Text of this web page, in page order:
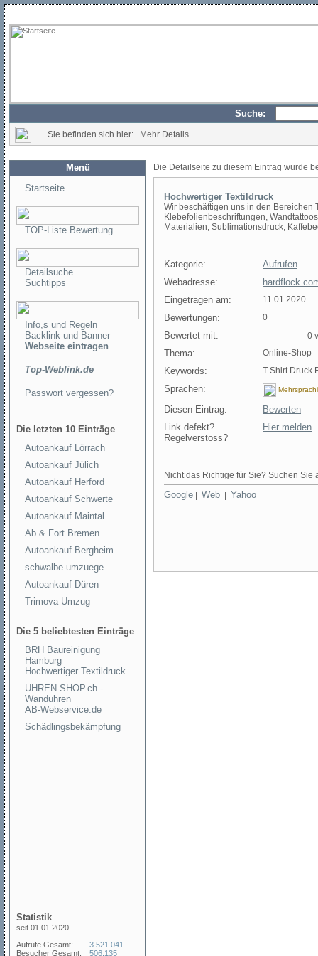
Suche:
Sie befinden sich hier: Mehr Details...
Menü
Startseite
TOP-Liste Bewertung
Detailsuche
Suchtipps
Info,s und Regeln
Backlink und Banner
Webseite eintragen
Top-Weblink.de
Passwort vergessen?
Die letzten 10 Einträge
Autoankauf Lörrach
Autoankauf Jülich
Autoankauf Herford
Autoankauf Schwerte
Autoankauf Maintal
Ab & Fort Bremen
Autoankauf Bergheim
schwalbe-umzuege
Autoankauf Düren
Trimova Umzug
Die 5 beliebtesten Einträge
BRH Baureinigung
Hamburg
Hochwertiger Textildruck
UHREN-SHOP.ch -
Wanduhren
AB-Webservice.de
Schädlingsbekämpfung
Statistik
seit 01.01.2020
Aufrufe Gesamt:
Besucher Gesamt:
3.521.041
506.135
Die Detailseite zu diesem Eintrag wurde
Hochwertiger Textildruck
Wir beschäftigen uns in den Bereichen
Klebefolienbeschriftungen,
Materialien, Sublimationsdruck,
Kategorie:
Aufrufen
Webadresse:
Eingetragen am:
11.01.2020
Bewertungen: 0
Bewertet mit: 0
Thema: Online-Shop
Keywords: T-Shirt Druck
Sprachen:
Diesen Eintrag:
Bewerten
Link defekt?
Regelverstoss?
Hier melden
Nicht das Richtige für Sie? Suchen Sie
Google Web Yahoo